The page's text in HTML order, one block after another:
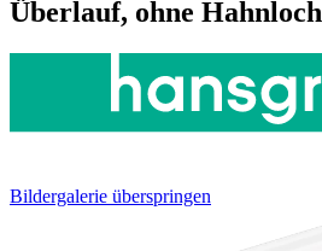
Überlauf, ohne Hahnloch
Bildergalerie überspringen